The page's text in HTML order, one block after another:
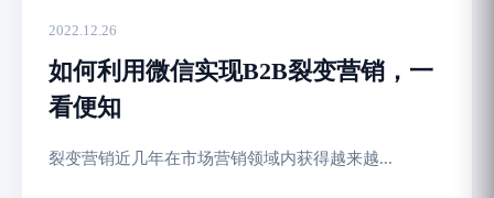
2022.12.26
如何利用微信实现B2B裂变营销，一
看便知
裂变营销近几年在市场营销领域内获得越来越...